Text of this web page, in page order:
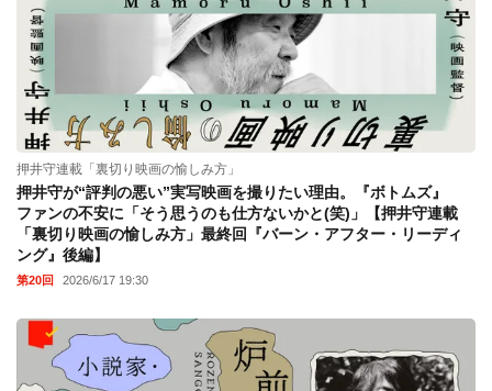
押井守連載「裏切り映画の愉しみ方」
押井守が“評判の悪い”実写映画を撮りたい理由。『ボトムズ』
ファンの不安に「そう思うのも仕方ないかと(笑)」【押井守連載
「裏切り映画の愉しみ方」最終回『バーン・アフター・リーディ
ング』後編】
第20回 2026/6/17 19:30